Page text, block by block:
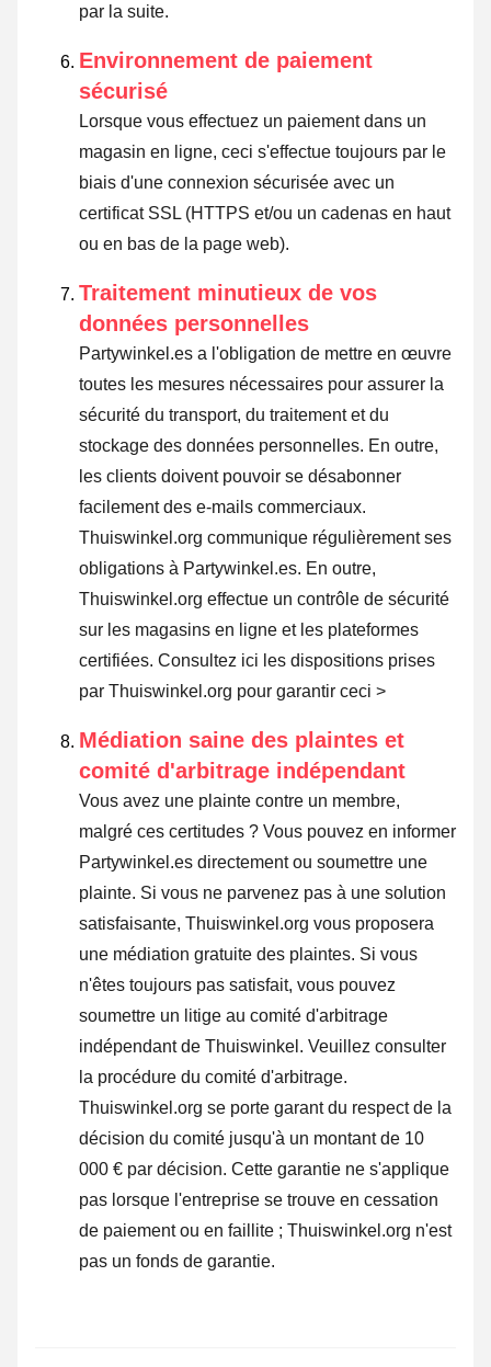
par la suite.
Environnement de paiement
sécurisé
Lorsque vous effectuez un paiement dans un
magasin en ligne, ceci s'effectue toujours par le
biais d'une connexion sécurisée avec un
certificat SSL (HTTPS et/ou un cadenas en haut
ou en bas de la page web).
Traitement minutieux de vos
données personnelles
Partywinkel.es a l'obligation de mettre en œuvre
toutes les mesures nécessaires pour assurer la
sécurité du transport, du traitement et du
stockage des données personnelles. En outre,
les clients doivent pouvoir se désabonner
facilement des e-mails commerciaux.
Thuiswinkel.org communique régulièrement ses
obligations à Partywinkel.es. En outre,
Thuiswinkel.org effectue un contrôle de sécurité
sur les magasins en ligne et les plateformes
certifiées. Consultez ici les dispositions prises
par Thuiswinkel.org pour garantir ceci >
Médiation saine des plaintes et
comité d'arbitrage indépendant
Vous avez une plainte contre un membre,
malgré ces certitudes ? Vous pouvez en informer
Partywinkel.es directement ou soumettre une
plainte. Si vous ne parvenez pas à une solution
satisfaisante, Thuiswinkel.org vous proposera
une médiation gratuite des plaintes. Si vous
n'êtes toujours pas satisfait, vous pouvez
soumettre un litige au comité d'arbitrage
indépendant de Thuiswinkel. Veuillez consulter
la procédure du comité d'arbitrage.
Thuiswinkel.org se porte garant du respect de la
décision du comité jusqu'à un montant de 10
000 € par décision. Cette garantie ne s'applique
pas lorsque l'entreprise se trouve en cessation
de paiement ou en faillite ; Thuiswinkel.org n'est
pas un fonds de garantie.